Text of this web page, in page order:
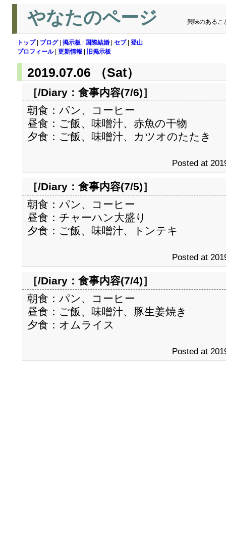
やなたのページ 興味のあるこ
トップ| ブログ| 掲示板 国際結婚 セブ| 登山
プロフィール| 更新情報 旧掲示板
2019.07.06 （Sat）
［/Diary： 食事内容(7/6)］
朝食：パン、コーヒー
昼食：ご飯、味噌汁、赤魚の干物
夕食：ご飯、味噌汁、カツオのたたき
Posted at
［/Diary： 食事内容(7/5)］
朝食：パン、コーヒー
昼食：チャーハン大盛り
夕食：ご飯、味噌汁、トンテキ
Posted at
［/Diary： 食事内容(7/4)］
朝食：パン、コーヒー
昼食：ご飯、味噌汁、豚生姜焼き
夕食：オムライス
Posted at